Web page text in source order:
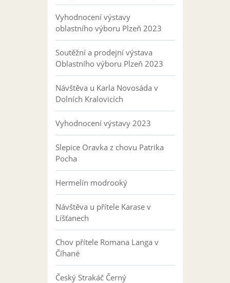
Vyhodnocení výstavy
oblastního výboru Plzeň 2023
Soutěžní a prodejní výstava
Oblastního výboru Plzeň 2023
Návštěva u Karla Novosáda v
Dolních Kralovicích
Vyhodnocení výstavy 2023
Slepice Oravka z chovu Patrika
Pocha
Hermelín modrooký
Návštěva u přítele Karase v
Líšťanech
Chov přítele Romana Langa v
Číhané
Český Strakáč Černý